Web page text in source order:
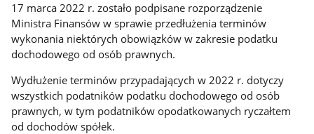
17 marca 2022 r. zostało podpisane rozporządzenie
Ministra Finansów w sprawie przedłużenia terminów
wykonania niektórych obowiązków w zakresie podatku
dochodowego od osób prawnych.
Wydłużenie terminów przypadających w 2022 r. dotyczy
wszystkich podatników podatku dochodowego od osób
prawnych, w tym podatników opodatkowanych ryczałtem
od dochodów spółek.